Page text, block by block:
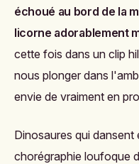
échoué au bord de la
licorne adorablement
cette fois dans un clip
nous plonger dans
envie de vraiment en
Dinosaures qui dansent
chorégraphie loufoque